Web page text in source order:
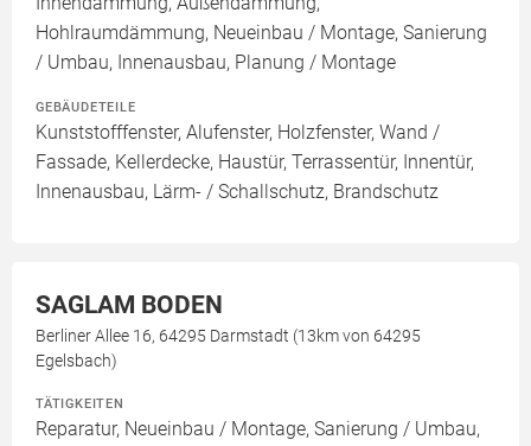
Hohlraumdämmung, Neueinbau / Montage, Sanierung
/ Umbau, Innenausbau, Planung / Montage
GEBÄUDETEILE
Kunststofffenster, Alufenster, Holzfenster, Wand /
Fassade, Kellerdecke, Haustür, Terrassentür, Innentür,
Innenausbau, Lärm- / Schallschutz, Brandschutz
SAGLAM BODEN
Berliner Allee 16, 64295 Darmstadt (13km von 64295
Egelsbach)
TÄTIGKEITEN
Reparatur, Neueinbau / Montage, Sanierung / Umbau,